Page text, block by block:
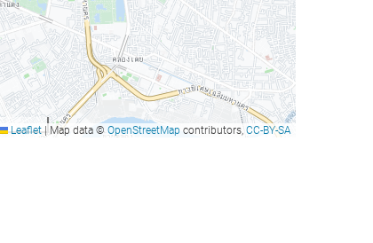
Leaflet |Map data © OpenStreetMap contributors, CC-BY-SA